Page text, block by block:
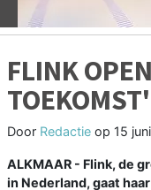
FLINK
Door Redactie op 15
ALKMAAR - Flink, de
in Nederland, gaat